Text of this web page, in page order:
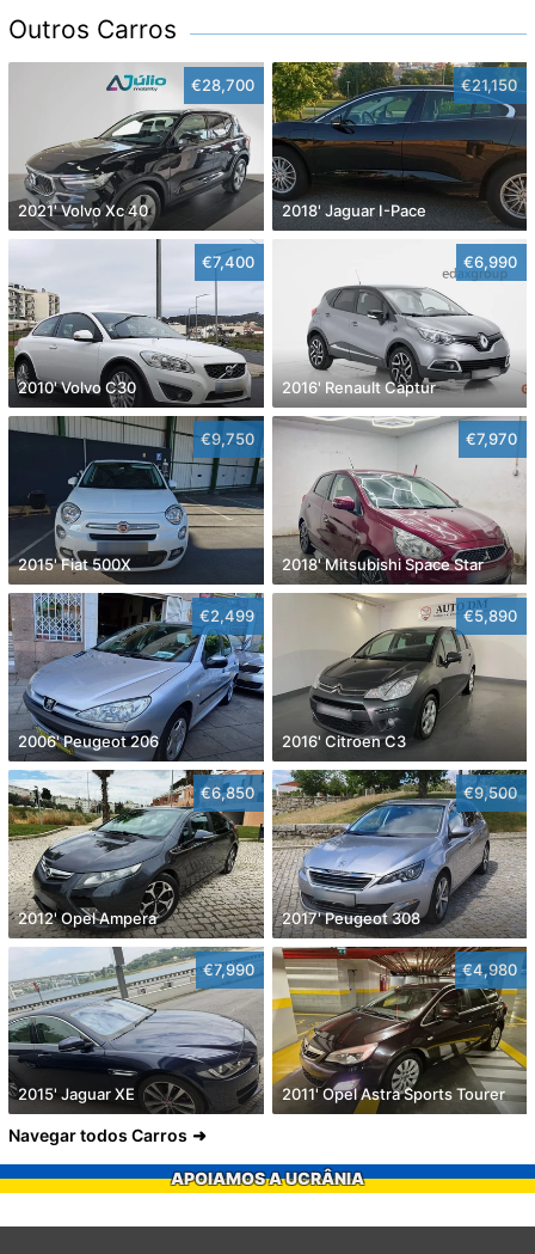
Outros Carros
€28,700
2021' Volvo Xc 40
€21,150
2018' Jaguar I-Pace
€7,400
2010' Volvo C30
€6,990
2016' Renault Captur
€9,750
2015' Fiat 500X
€7,970
2018' Mitsubishi Space Star
€2,499
2006' Peugeot 206
€5,890
2016' Citroen C3
€6,850
2012' Opel Ampera
€9,500
2017' Peugeot 308
€7,990
2015' Jaguar XE
€4,980
2011' Opel Astra Sports Tourer
Navegar todos Carros
APOIAMOS A UCRÂNIA